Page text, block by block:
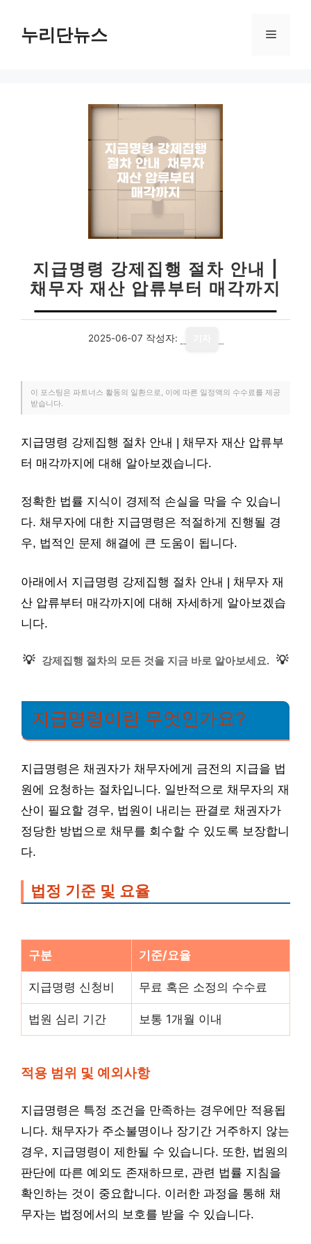
누리단뉴스 메
지급명령 강제집행 절차 안내 |
채무자 재산 압류부터 매각까지
2025-06-07 작성자:
이 포스팅은 파트너스 활동의 일환으로, 이에 따른 일정액의 수수료를 제공
받습니다.
지급명령 강제집행 절차 안내 | 채무자 재산 압류부
터 매각까지에 대해 알아보겠습니다.
정확한 법률 지식이 경제적 손실을 막을 수 있습니
다. 채무자에 대한 지급명령은 적절하게 진행될 경
우, 법적인 문제 해결에 큰 도움이 됩니다.
아래에서 지급명령 강제집행 절차 안내 | 채무자 재
산 압류부터 매각까지에 대해 자세하게 알아보겠습
니다.
💡 강제집행 절차의 모든 것을 지금 바로 알아보세요. 💡
지급명령이란 무엇인가요?
지급명령은 채권자가 채무자에게 금전의 지급을 법
원에 요청하는 절차입니다. 일반적으로 채무자의 재
산이 필요할 경우, 법원이 내리는 판결로 채권자가
정당한 방법으로 채무를 회수할 수 있도록 보장합니
다.
법정 기준 및 요율
구분 기준/요율
지급명령 신청비 무료 혹은 소정의 수수료
법원 심리 기간 보통 1개월 이내
적용 범위 및 예외사항
지급명령은 특정 조건을 만족하는 경우에만 적용됩
니다. 채무자가 주소불명이나 장기간 거주하지 않는
경우, 지급명령이 제한될 수 있습니다. 또한, 법원의
판단에 따른 예외도 존재하므로, 관련 법률 지침을
확인하는 것이 중요합니다. 이러한 과정을 통해 채
무자는 법정에서의 보호를 받을 수 있습니다.